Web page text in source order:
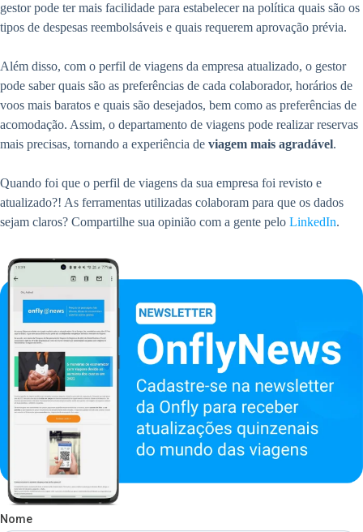
gestor pode ter mais facilidade para estabelecer na política quais são os
tipos de despesas reembolsáveis e quais requerem aprovação prévia.
Além disso, com o perfil de viagens da empresa atualizado, o gestor
pode saber quais são as preferências de cada colaborador, horários de
voos mais baratos e quais são desejados, bem como as preferências de
acomodação. Assim, o departamento de viagens pode realizar reservas
mais precisas, tornando a experiência de viagem mais agradável.
Quando foi que o perfil de viagens da sua empresa foi revisto e
atualizado?! As ferramentas utilizadas colaboram para que os dados
sejam claros? Compartilhe sua opinião com a gente pelo LinkedIn.